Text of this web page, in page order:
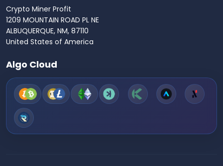
Crypto Miner Profit
1209 MOUNTAIN ROAD PL NE
ALBUQUERQUE, NM, 87110
United States of America
Algo Cloud